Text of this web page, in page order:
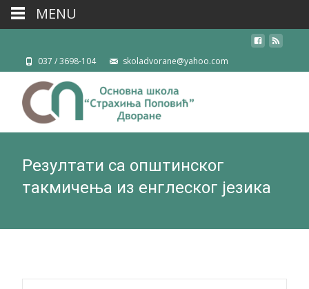
037 / 3698-104 skoladvorane@yahoo.com
Резултати са oпштинског
такмичења из енглеског језика
MENU